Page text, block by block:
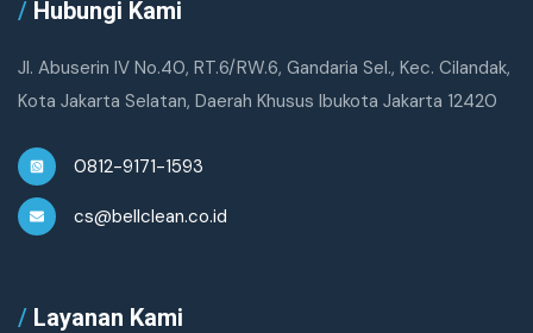
/ Hubungi Kami
Jl. Abuserin IV No.40, RT.6/RW.6, Gandaria Sel., Kec. Cilandak,
Kota Jakarta Selatan, Daerah Khusus Ibukota Jakarta 12420
0812-9171-1593
cs@bellclean.co.id
/ Layanan Kami